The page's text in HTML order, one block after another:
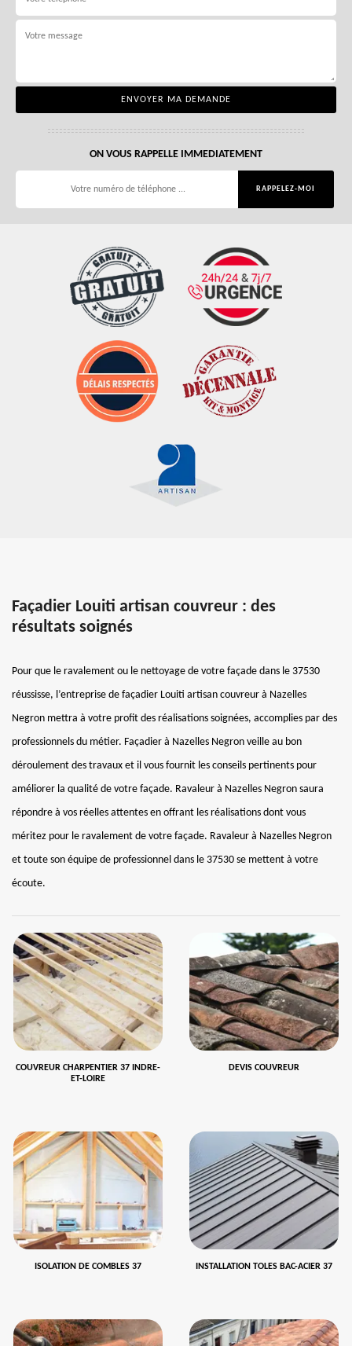
ON VOUS RAPPELLE IMMEDIATEMENT
Façadier Louiti artisan couvreur : des
résultats soignés
Pour que le ravalement ou le nettoyage de votre façade dans le 37530
réussisse, l’entreprise de façadier Louiti artisan couvreur à Nazelles
Negron mettra à votre profit des réalisations soignées, accomplies par des
professionnels du métier. Façadier à Nazelles Negron veille au bon
déroulement des travaux et il vous fournit les conseils pertinents pour
améliorer la qualité de votre façade. Ravaleur à Nazelles Negron saura
répondre à vos réelles attentes en offrant les réalisations dont vous
méritez pour le ravalement de votre façade. Ravaleur à Nazelles Negron
et toute son équipe de professionnel dans le 37530 se mettent à votre
écoute.
COUVREUR CHARPENTIER 37 INDRE-
ET-LOIRE
DEVIS COUVREUR
ISOLATION DE COMBLES 37 INSTALLATION TOLES BAC-ACIER 37